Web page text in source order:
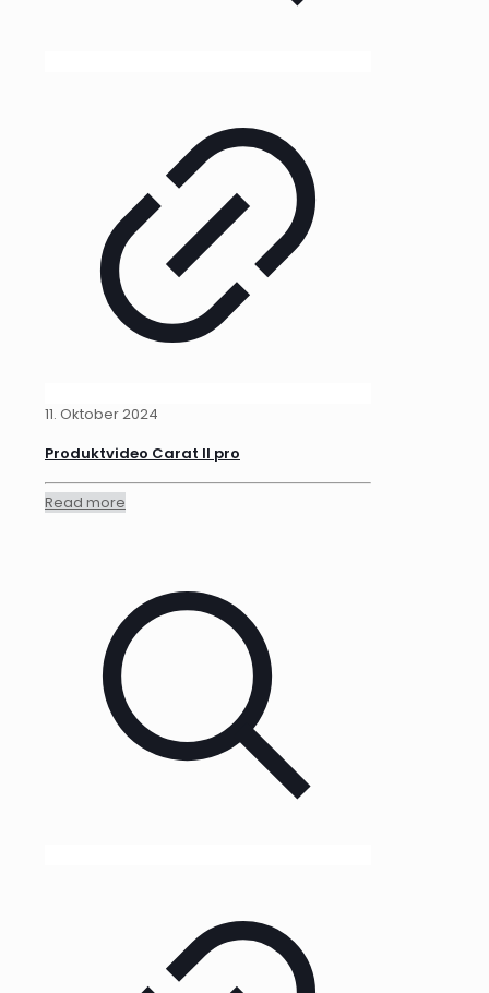
11. Oktober 2024
Produktvideo Carat II pro
Read more